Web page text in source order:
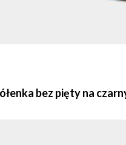
bez pięty na